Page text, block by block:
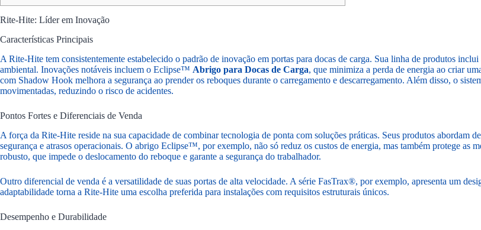
Rite-Hite: Líder em Inovação
Características Principais
A Rite-Hite tem consistentemente estabelecido o padrão de inovação em portas para docas de carga. Sua linha de produtos
ambiental. Inovações notáveis incluem o Eclipse™ Abrigo para Docas de Carga, que minimiza a perda de energia ao criar
com Shadow Hook melhora a segurança ao prender os reboques durante o carregamento e descarregamento. Além disso, o
movimentadas, reduzindo o risco de acidentes.
Pontos Fortes e Diferenciais de Venda
A força da Rite-Hite reside na sua capacidade de combinar tecnologia de ponta com soluções práticas. Seus produtos abordam
segurança e atrasos operacionais. O abrigo Eclipse™, por exemplo, não só reduz os custos de energia, mas também protege as
robusto, que impede o deslocamento do reboque e garante a segurança do trabalhador.
Outro diferencial de venda é a versatilidade de suas portas de alta velocidade. A série FasTrax®, por exemplo, apresenta um
adaptabilidade torna a Rite-Hite uma escolha preferida para instalações com requisitos estruturais únicos.
Desempenho e Durabilidade